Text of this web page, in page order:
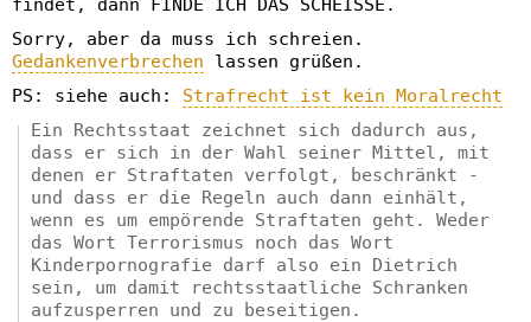
findet, dann FINDE ICH DAS SCHEISSE.
Sorry, aber da muss ich schreien.
Gedankenverbrechen lassen grüßen.
PS: siehe auch: Strafrecht ist kein Moralrecht
Ein Rechtsstaat zeichnet sich dadurch aus,
dass er sich in der Wahl seiner Mittel, mit
denen er Straftaten verfolgt, beschränkt -
und dass er die Regeln auch dann einhält,
wenn es um empörende Straftaten geht. Weder
das Wort Terrorismus noch das Wort
Kinderpornografie darf also ein Dietrich
sein, um damit rechtsstaatliche Schranken
aufzusperren und zu beseitigen.